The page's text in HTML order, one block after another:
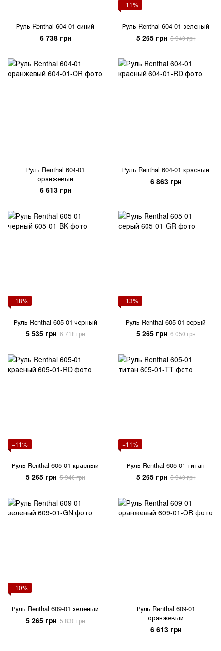
Руль Renthal 604-01 синий
6 738 грн
−11%
Руль Renthal 604-01 зеленый
5 265 грн 5 940 грн
Руль Renthal 604-01
оранжевый
6 613 грн
Руль Renthal 604-01 красный
6 863 грн
−18%
Руль Renthal 605-01 черный
5 535 грн 6 718 грн
−13%
Руль Renthal 605-01 серый
5 265 грн 6 050 грн
−11%
Руль Renthal 605-01 красный
5 265 грн 5 940 грн
−11%
Руль Renthal 605-01 титан
5 265 грн 5 940 грн
−10%
Руль Renthal 609-01 зеленый
5 265 грн 5 830 грн
Руль Renthal 609-01
оранжевый
6 613 грн